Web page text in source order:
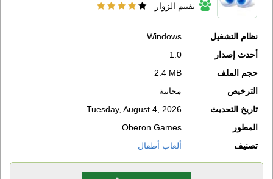
تقييم الزوار
نظام التشغيل
Windows
أحدث إصدار
1.0
حجم الملف
2.4 MB
الترخيص
مجانية
تاريخ التحديث
Tuesday, August 4, 2026
المطور
Oberon Games
تصنيف
ألعاب أطفال